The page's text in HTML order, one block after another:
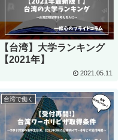
【台湾】大学ランキング
【2021年】
2021.05.11
台湾で働く